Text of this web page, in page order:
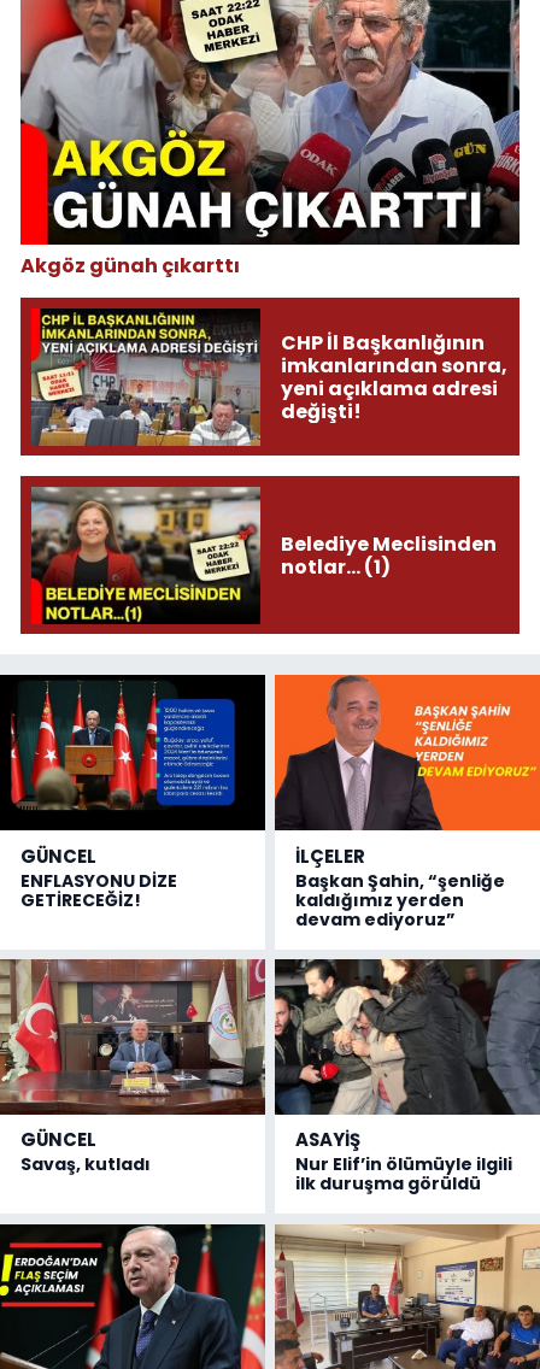
Akgöz günah çıkarttı
CHP İl Başkanlığının
imkanlarından sonra,
yeni açıklama adresi
değişti!
Belediye Meclisinden
notlar... (1)
GÜNCEL
ENFLASYONU DİZE
GETİRECEĞİZ!
İLÇELER
Başkan Şahin, “şenliğe
kaldığımız yerden
devam ediyoruz”
GÜNCEL
Savaş, kutladı
ASAYİŞ
Nur Elif’in ölümüyle ilgili
ilk duruşma görüldü